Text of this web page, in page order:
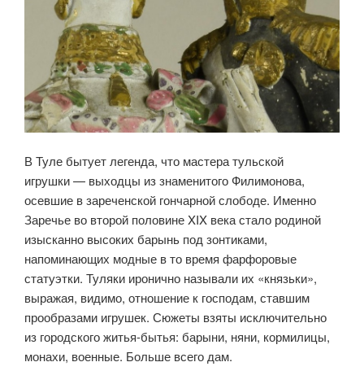
В Туле бытует легенда, что мастера тульской
игрушки — выходцы из знаменитого Филимонова,
осевшие в зареченской гончарной слободе. Именно
Заречье во второй половине XIX века стало родиной
изысканно высоких барынь под зонтиками,
напоминающих модные в то время фарфоровые
статуэтки. Туляки иронично называли их «князьки»,
выражая, видимо, отношение к господам, ставшим
прообразами игрушек. Сюжеты взяты исключительно
из городского житья-бытья: барыни, няни, кормилицы,
монахи, военные. Больше всего дам.